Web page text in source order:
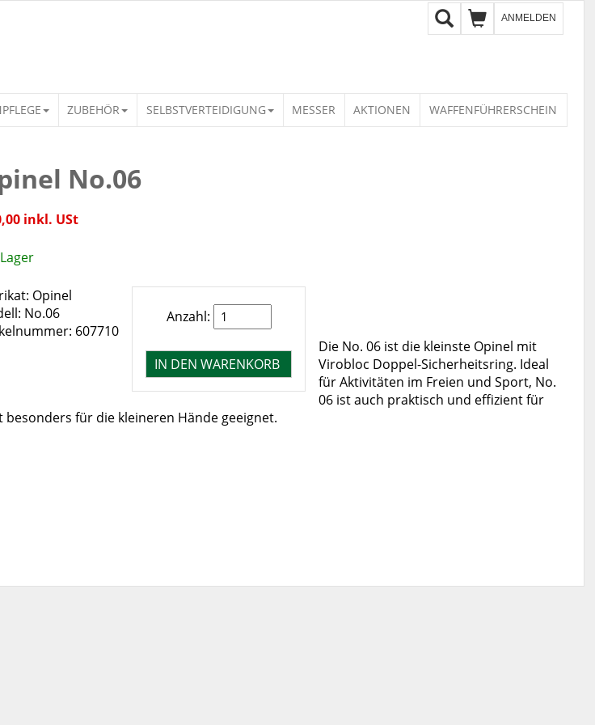
ANMELDEN
ZUBEHÖR SELBSTVERTEIDIGUNG MESSER AKTIONEN WAFFENFÜHRERSCHEIN
No.06
inkl. USt
Opinel
No.06
607710
Anzahl:
Die No. 06 ist die kleinste Opinel mit
Virobloc Doppel-Sicherheitsring. Ideal
für Aktivitäten im Freien und Sport, No.
06 ist auch praktisch und effizient für
für die kleineren Hände geeignet.